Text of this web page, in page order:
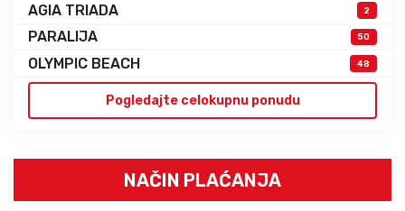
AGIA TRIADA 2
PARALIJA 50
OLYMPIC BEACH 48
Pogledajte celokupnu ponudu
NAČIN PLAĆANJA